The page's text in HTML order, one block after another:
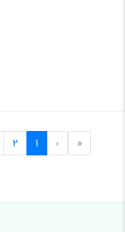
«
First
‹
Previous
1
2